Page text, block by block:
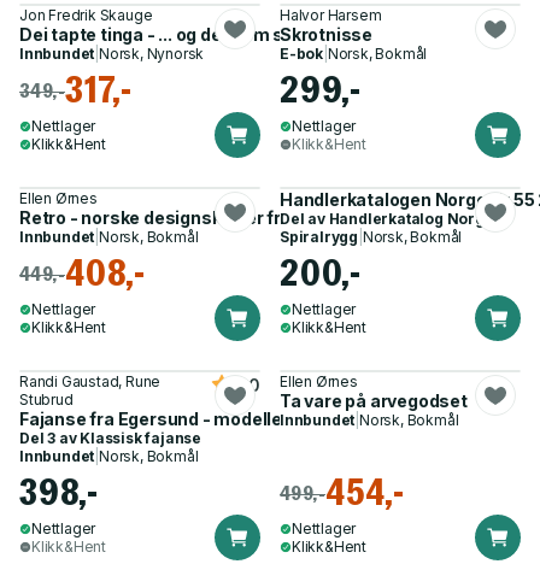
Jon Fredrik Skauge
Dei tapte tinga - ... og det som står att
Innbundet |Norsk, Nynorsk
349,-317,-
Nettlager
Klikk&Hent
Halvor Harsem
Skrotnisse
E-bok Norsk, Bokmål
299,-
Nettlager
Klikk&Hent
Ellen Ørnes
Retro - norske designskatter fra 1950-, 60- og 70-tallet
Innbundet |Norsk, Bokmål
449,-408,-
Nettlager
Klikk&Hent
Handlerkatalogen Norge Nr 55
Del av Handlerkatalog Norge
Spiralrygg Norsk, Bokmål
200,-
Nettlager
Klikk&Hent
Randi Gaustad, Rune
Stubrud
Fajanse fra Egersund - modeller og dekorer 1920-1975
5.0
Del 3 av Klassisk fajanse
Innbundet |Norsk, Bokmål
398,-
Nettlager
Klikk&Hent
Ellen Ørnes
Ta vare på arvegodset
Innbundet |Norsk, Bokmål
499,-454,-
Nettlager
Klikk&Hent